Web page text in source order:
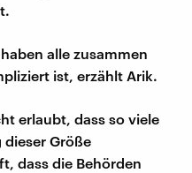
alle zusammen
ist, erzählt Arik.
erlaubt, dass so viele
dieser Größe
dass die Behörden